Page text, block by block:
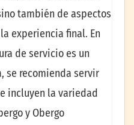
también de aspectos
experiencia final. En
de servicio es un
se recomienda servir
incluyen la variedad
y Obergo